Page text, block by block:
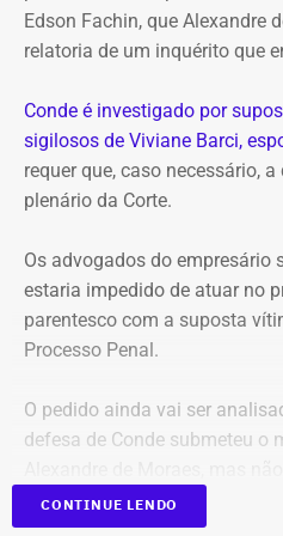
milhares brasileiros. Agora
vacinação de crianças”, disse
O petista também falou
de vacinação no país, que
doenças como varíola,
tétano, coqueluche e outras. E
posicionou contra a
pandemia da Covid-19.
“Tomar vacina é um direito da
fruto da não vacinação, que
ser o responsável? Vai ser
Ministério Público Federal por
Criança e do Adolescente
Edson Fachin, que Alexandre
relatoria de um inquérito que
Conde é investigado por
sigilosos de Viviane Barci,
requer que, caso necessário,
plenário da Corte.
Os advogados do empresário
estaria impedido de atuar no
parentesco com a suposta
Processo Penal.
O pedido ainda vai ser
defesa de Conde submeteu o
CONTINUE LENDO